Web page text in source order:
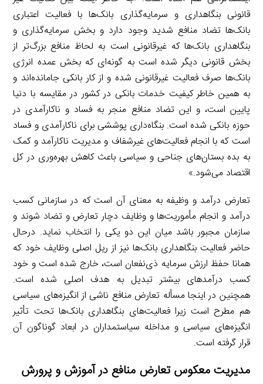
قانونی بنگاهداری و سرمایه‌گذاری بانک‌ها با فعالیت اعتباری
بانک‌ها تضاد منافع شدید وجود دارد و بخش سرمایه‌گذاری و
بنگاهداری بانک‌ها که غیرقانونی است به لحاظ منافع بزرگ‌تر از
بخش قانونی دیگر شده است به گونه‌ای که بخش عمده انرژی
بانک‌ها صرف فعالیت غیرقانونی شده و از کار بانکی جامانده‌اند و
به همین خاطر کیفیت خدمات بانکی در کشور در مقایسه با دنیا
پایین است، و این تضاد منافع منجر به فساد و ناکارآمدی در
حوزه بانکی شده است. بنگاه‌داری پوششی برای ناکارآمدی و فساد
است که با انجام فعالیت‌های غیرشفاف و مدیریت ناکارآمد و کمک
به بده بستان‌های جناحی و سیاسی باعث کاهش بهره‌وری در کل
اقتصاد می‌شود.»
تعارض درآمد و وظیفه به معنای آن است که در سازمانی کسب
درآمد و انجام مأموریت‌ها و وظایف دچار تعارض و تضاد شوند و
سازمان مجبور باشد میان این دو یکی را انتخاب نماید. درحال
حاضر فعالیت بنگاهداری بانک‌ها نیز از ریل اصلی وظایف خود که
همانا حفظ ارزش سرمایه ذی‌نفعان است، خارج شده است و خود
کسب درآمدهای بیشتر تبدیل به هدف اصلی شده است.
همچنین در اینجا مسأله تعارض منافع ناشی از انگیزه‌های سیاسی
هم مطرح است زیرا فعالیت‌های بنگاهداری بانک‌ها تحت تأثیر
انگیزه‌های سیاسی و مداخله سیاستمداران در ابعاد گوناگون آن
قرار گرفته است.
مدیریت معکوس تعارض منافع در آموزش و پرورش